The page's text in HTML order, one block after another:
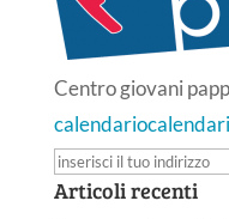
Centro giovani
calendario
Articoli recenti